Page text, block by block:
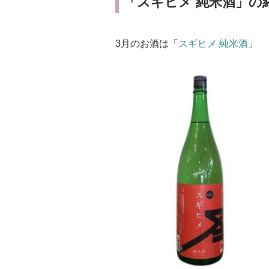
3月のお酒は「 スギヒメ 純米酒 」